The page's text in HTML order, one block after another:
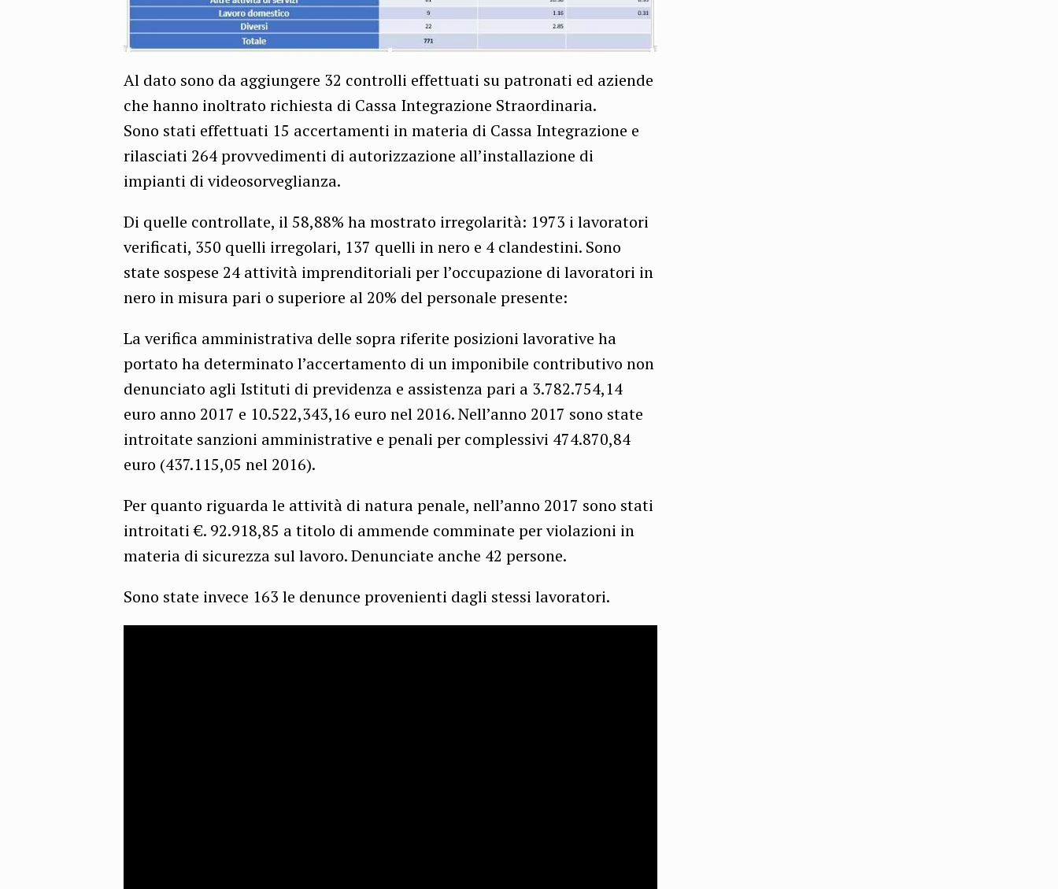
Al dato sono da aggiungere 32 controlli effettuati su patronati ed aziende
che hanno inoltrato richiesta di Cassa Integrazione Straordinaria.
Sono stati effettuati 15 accertamenti in materia di Cassa Integrazione e
rilasciati 264 provvedimenti di autorizzazione all’installazione di
impianti di videosorveglianza.
Di quelle controllate, il 58,88% ha mostrato irregolarità: 1973 i lavoratori
verificati, 350 quelli irregolari, 137 quelli in nero e 4 clandestini. Sono
state sospese 24 attività imprenditoriali per l’occupazione di lavoratori in
nero in misura pari o superiore al 20% del personale presente:
La verifica amministrativa delle sopra riferite posizioni lavorative ha
portato ha determinato l’accertamento di un imponibile contributivo non
denunciato agli Istituti di previdenza e assistenza pari a 3.782.754,14
euro anno 2017 e 10.522,343,16 euro nel 2016. Nell’anno 2017 sono state
introitate sanzioni amministrative e penali per complessivi 474.870,84
euro (437.115,05 nel 2016).
Per quanto riguarda le attività di natura penale, nell’anno 2017 sono stati
introitati €. 92.918,85 a titolo di ammende comminate per violazioni in
materia di sicurezza sul lavoro. Denunciate anche 42 persone.
Sono state invece 163 le denunce provenienti dagli stessi lavoratori.